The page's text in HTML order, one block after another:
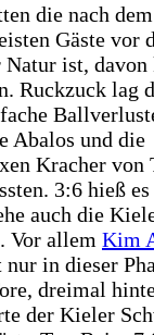
die nach
Gäste vor
ist,
Ruckzuck lag
Abalos und die
Kracher von
3:6 hieß es
auch die
Vor allem Kim
nur in dieser
dreimal
der Kieler